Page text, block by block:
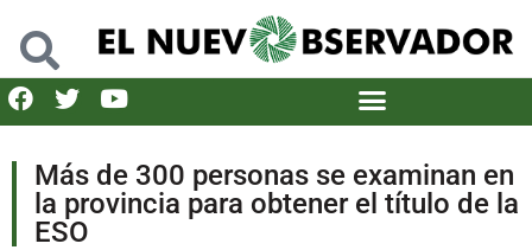
Más de 300 personas se examinan en
la provincia para obtener el título de la
ESO